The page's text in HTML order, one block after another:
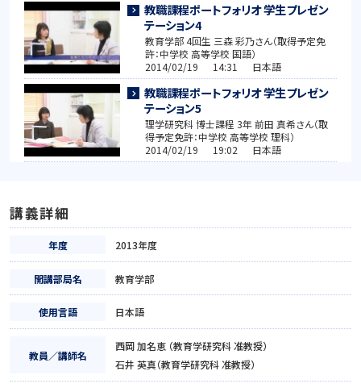
教職課程ポートフォリオ 学生プレゼン
テーション4
教育学部 4回生 三森 彩乃さん（取得予定免
許：中学校 高等学校 国語）
2014/02/19 14:31 日本語
教職課程ポートフォリオ 学生プレゼン
テーション5
理学研究科 博士課程 3年 前田 真希さん（取
得予定免許：中学校 高等学校 理科）
2014/02/19 19:02 日本語
講義詳細
年度 2013年度
開講部局名 教育学部
使用言語 日本語
教員／講師名
西岡 加名恵 （教育学研究科 准教授）
石井 英真（教育学研究科 准教授）